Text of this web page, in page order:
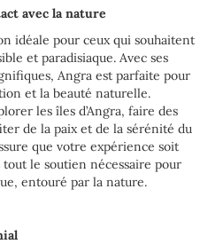
avec la nature
idéale pour ceux qui souhaitent
et paradisiaque. Avec ses
Angra est parfaite pour
et la beauté naturelle.
les îles d’Angra, faire des
de la paix et de la sérénité du
que votre expérience soit
le soutien nécessaire pour
entouré par la nature.